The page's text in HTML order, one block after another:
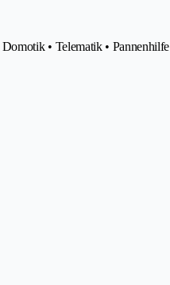
• Telematik • Pannenhilfe